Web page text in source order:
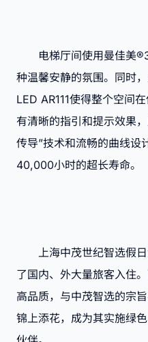
电梯厅间使用曼佳美
种温馨安静的氛围。同时
LED AR111使得整个空间
有清晰的指引和提示效果
传导”技术和流畅的曲线设
40,000小时的超长寿命。
上海中茂世纪智选假日
了国内、外大量旅客入住
高品质，与中茂智选的宗
锦上添花，成为其实施绿